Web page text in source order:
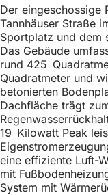
:
Der eingeschossige
Tannhäuser Straße
Sportplatz und dem
Das Gebäude
rund 425
Quadratmeter und
betonierten
Dachfläche trägt
19 Kilowatt Peak
eine effiziente Luft-
mit
System mit